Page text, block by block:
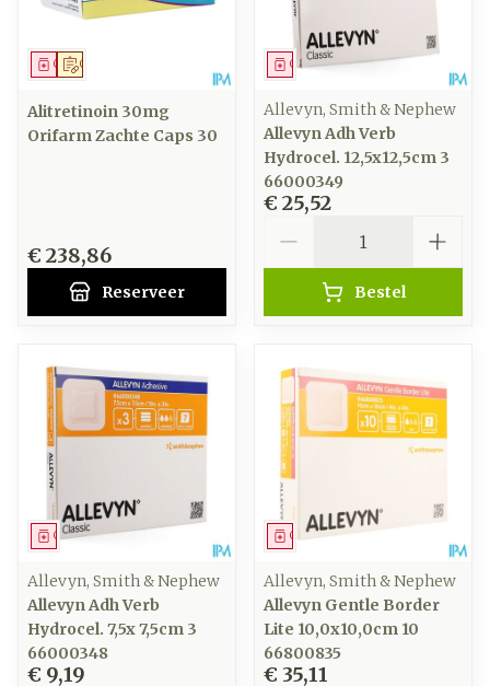
Op voorschrift
Geneesmiddel
Alitretinoin 30mg
Orifarm Zachte Caps 30
€ 238,86
Reserveer
Geneesmiddel
Allevyn, Smith & Nephew
Allevyn Adh Verb
Hydrocel. 12,5x12,5cm 3
66000349
€ 25,52
Bestel
Geneesmiddel
Allevyn, Smith & Nephew
Allevyn Adh Verb
Hydrocel. 7,5x 7,5cm 3
66000348
€ 9,19
Geneesmiddel
Allevyn, Smith & Nephew
Allevyn Gentle Border
Lite 10,0x10,0cm 10
66800835
€ 35,11